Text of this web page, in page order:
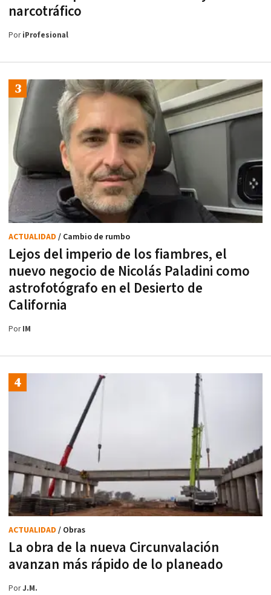
narcotráfico
PoriProfesional
Lejos del imperio de los fiambres, el
nuevo negocio de Nicolás Paladini como
astrofotógrafo en el Desierto de
California
ACTUALIDAD / Cambio de rumbo
PorIM
La obra de la nueva Circunvalación
avanzan más rápido de lo planeado
ACTUALIDAD / Obras
PorJ.M.